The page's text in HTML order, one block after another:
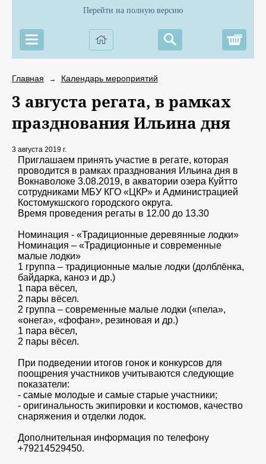
Перейти на полную версию
Главная → Календарь мероприятий
3 августа регата, в рамках
празднования Ильина дня
3 августа 2019 г.
Приглашаем принять участие в регате, которая
проводится в рамках празднования Ильина дня в
Вокнаволоке 3.08.2019, в акватории озера Куйтто
сотрудниками МБУ КГО «ЦКР» и Администрацией
Костомукшского городского округа.
Время проведения регаты в 12.00 до 13.30
Номинация - «Традиционные деревянные лодки»
Номинация – «Традиционные и современные
малые лодки»
1 группа – традиционные малые лодки (долблёнка,
байдарка, каноэ и др.)
1 пара вёсел,
2 пары вёсел.
2 группа – современные малые лодки («пела»,
«онега», «фофан», резиновая и др.)
1 пара вёсел,
2 пары вёсел.
При подведении итогов гонок и конкурсов для
поощрения участников учитываются следующие
показатели:
- самые молодые и самые старые участники;
- оригинальность экипировки и костюмов, качество
снаряжения и отделки лодок.
Дополнительная информация по телефону
+79214529450.